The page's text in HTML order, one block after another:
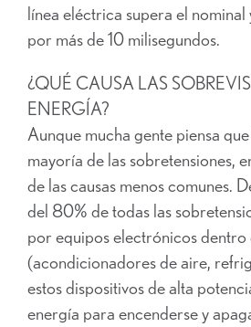
línea eléctrica supera el
por más de 10 milisegundos.
¿QUÉ CAUSA LAS
ENERGÍA?
Aunque mucha gente piensa
mayoría de las sobretensiones,
de las causas menos comunes.
del 80% de todas las
por equipos electrónicos dentro
(acondicionadores de aire,
estos dispositivos de alta
energía para encenderse y